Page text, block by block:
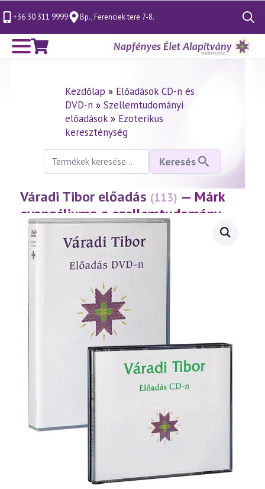
+36 30 311 9999 Bp., Ferenciek tere 7-8.
Search
for:
Kezdőlap » Előadások CD-n és
DVD-n» Szellemtudományi
előadások» Ezoterikus
kereszténység
Keresés
következőre:
Keresés
Váradi Tibor előadás (113) — Márk
evangéliuma a szellemtudomány
fényében 1. rész
(1999.10.08.)